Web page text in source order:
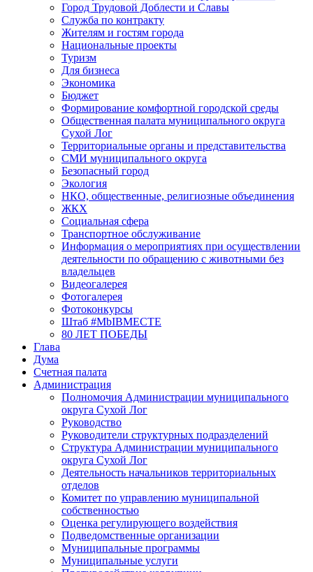
Город Трудовой Доблести и Славы
Служба по контракту
Жителям и гостям города
Национальные проекты
Туризм
Для бизнеса
Экономика
Бюджет
Формирование комфортной городской среды
Общественная палата муниципального округа
Сухой Лог
Территориальные органы и представительства
СМИ муниципального округа
Безопасный город
Экология
НКО, общественные, религиозные объединения
ЖКХ
Социальная сфера
Транспортное обслуживание
Информация о мероприятиях при осуществлении
деятельности по обращению с животными без
владельцев
Видеогалерея
Фотогалерея
Фотоконкурсы
Штаб #MbIBMECTE
80 ЛЕТ ПОБЕДЫ
Глава
Дума
Счетная палата
Администрация
Полномочия Администрации муниципального
округа Сухой Лог
Руководство
Руководители структурных подразделений
Структура Администрации муниципального
округа Сухой Лог
Деятельность начальников территориальных
отделов
Комитет по управлению муниципальной
собственностью
Оценка регулирующего воздействия
Подведомственные организации
Муниципальные программы
Муниципальные услуги